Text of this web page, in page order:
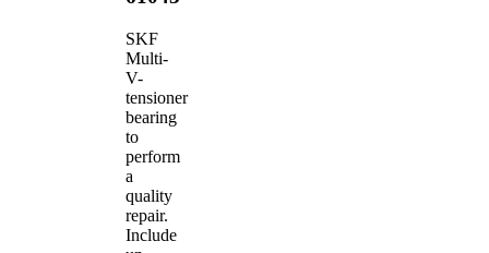
SKF
Multi-
V-
tensioner
bearing
to
perform
a
quality
repair.
Include